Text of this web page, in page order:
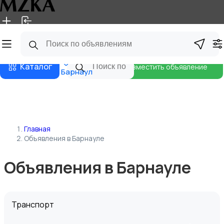
Главная Магазины
Каталог Барнаул
Разместить объявление
Главная
Объявления в Барнауле
Объявления в Барнауле
Транспорт